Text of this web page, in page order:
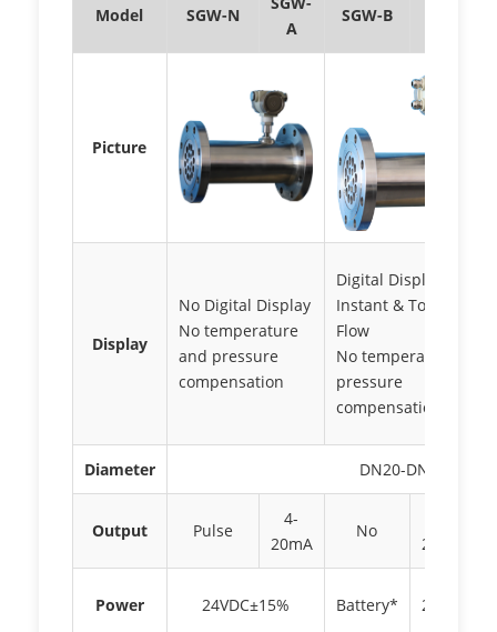
Model SGW-N
A
SGW-B
Picture
Display
No Digital Display
No temperature
and pressure
compensation
Digital Display
Instant & Totalized
Flow
No temperature and
pressure
compensation
Diameter DN20-DN400
Output Pulse
4-
20mA
No
20mA/
Power 24VDC±15% Battery*